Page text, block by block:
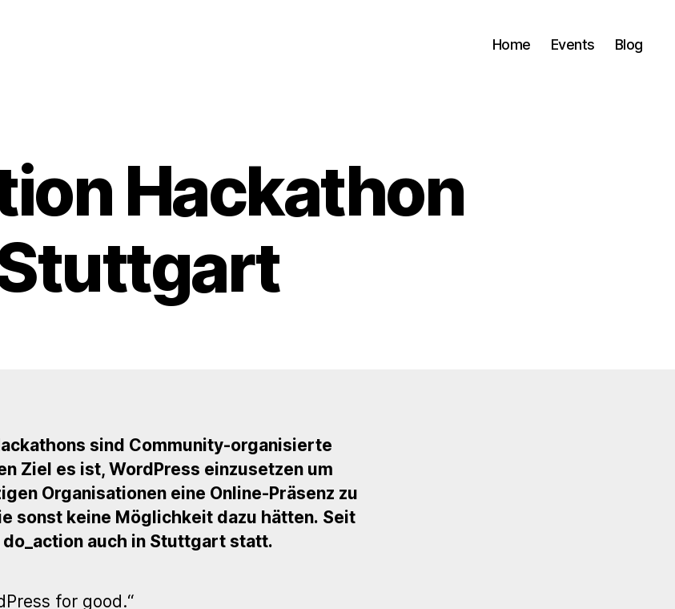
Home Events Blog
Hackathon
sind Community-organisierte
Ziel es ist, WordPress einzusetzen um
Organisationen eine Online-Präsenz zu
sonst keine Möglichkeit dazu hätten. Seit
auch in Stuttgart statt.
for good.“